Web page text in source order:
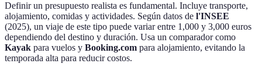
Definir un presupuesto realista es fundamental. Incluye transporte,
alojamiento, comidas y actividades. Según datos de l'INSEE
(2025), un viaje de este tipo puede variar entre 1,000 y 3,000 euros
dependiendo del destino y duración. Usa un comparador como
Kayak para vuelos y Booking.com para alojamiento, evitando la
temporada alta para reducir costos.